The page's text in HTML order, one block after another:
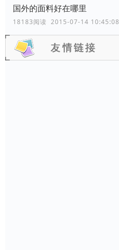
国外的面料好在哪里
18183阅读 2015-07-14 10:45:08